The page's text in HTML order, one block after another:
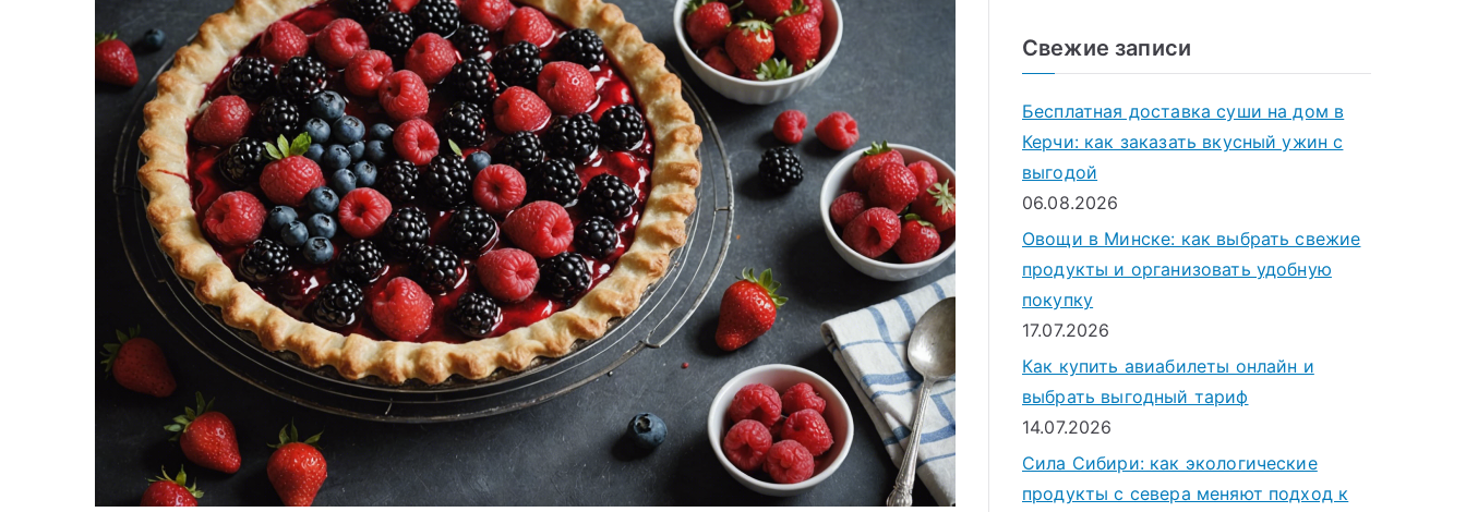
Свежие записи
Бесплатная доставка суши на дом в
Керчи: как заказать вкусный ужин с
выгодой
06.08.2026
Овощи в Минске: как выбрать свежие
продукты и организовать удобную
покупку
17.07.2026
Как купить авиабилеты онлайн и
выбрать выгодный тариф
14.07.2026
Сила Сибири: как экологические
продукты с севера меняют подход к